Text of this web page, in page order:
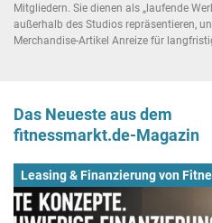
Mitgliedern. Sie dienen als „laufende
außerhalb des Studios repräsentieren,
Merchandise-Artikel Anreize für
Das Neueste aus dem
fitnessmarkt.de-Magazin
Leasing & Finanzierung von